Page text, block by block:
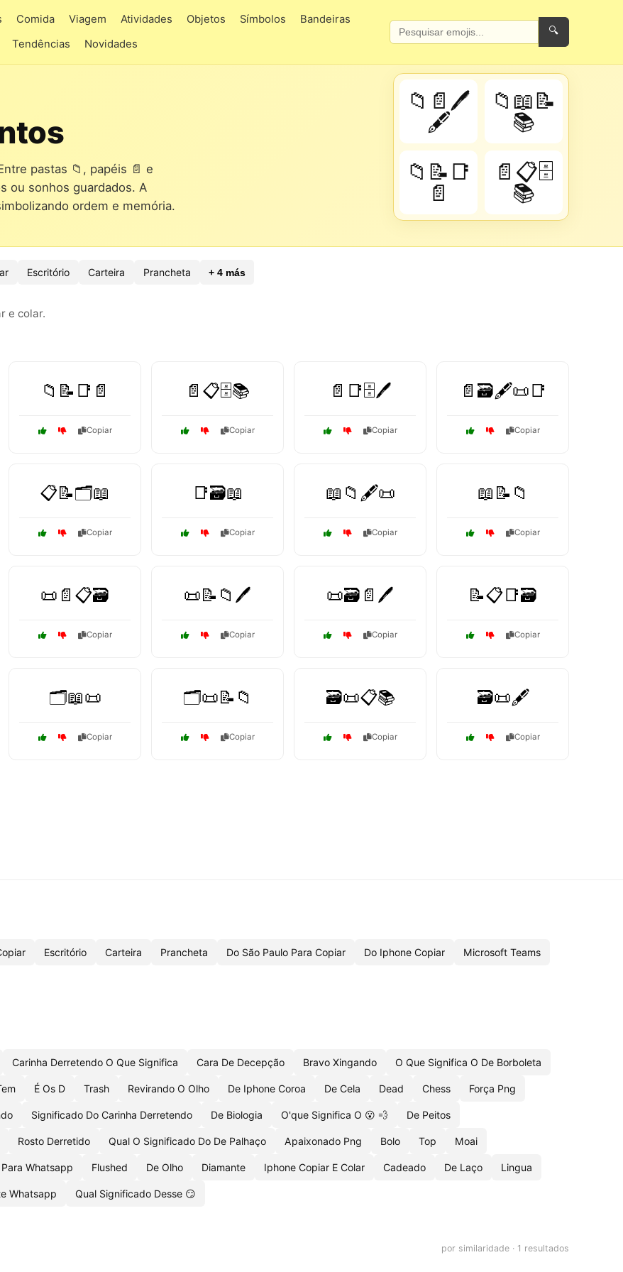
Comida Viagem Atividades Objetos Símbolos
Bandeiras
Tendências Novidades
🔍
pastas 📁, papéis 📄 e
ou sonhos guardados. A
ordem e memória.
📁📄🖊️
🖋️
📁📖📝
📚
📁📝📑
📄
📄📋🗄️
📚
Escritório Carteira Prancheta + 4 más
e colar.
📁📝📑📄
Copiar
📄📋🗄️📚
Copiar
📄📑🗄️🖊️
Copiar
📄🗃️🖋️📜📑
Copiar
📋📝🗂️📖
Copiar
📑🗃️📖
Copiar
📖📁🖋️📜
Copiar
📖📝📁
Copiar
📜📄📋🗃️
Copiar
📜📝📁🖊️
Copiar
📜🗃️📄🖊️
Copiar
📝📋📑🗃️
Copiar
🗂️📖📜
Copiar
🗂️📜📝📁
Copiar
🗃️📜📋📚
Copiar
🗃️📜🖋️
Copiar
Escritório Carteira Prancheta Do São Paulo Para Copiar Do Iphone Copiar Microsoft Teams
Carinha Derretendo O Que Significa Cara De Decepção Bravo Xingando O Que Significa O De Borboleta
É Os D Trash Revirando O Olho De Iphone Coroa De Cela Dead Chess Força Png
Significado Do Carinha Derretendo De Biologia O'que Significa O 😮 💨 De Peitos
Rosto Derretido Qual O Significado Do De Palhaço Apaixonado Png Bolo Top Moai
Whatsapp Flushed De Olho Diamante Iphone Copiar E Colar Cadeado De Laço Lingua
Whatsapp Qual Significado Desse 😏
por similaridade · 1 resultados